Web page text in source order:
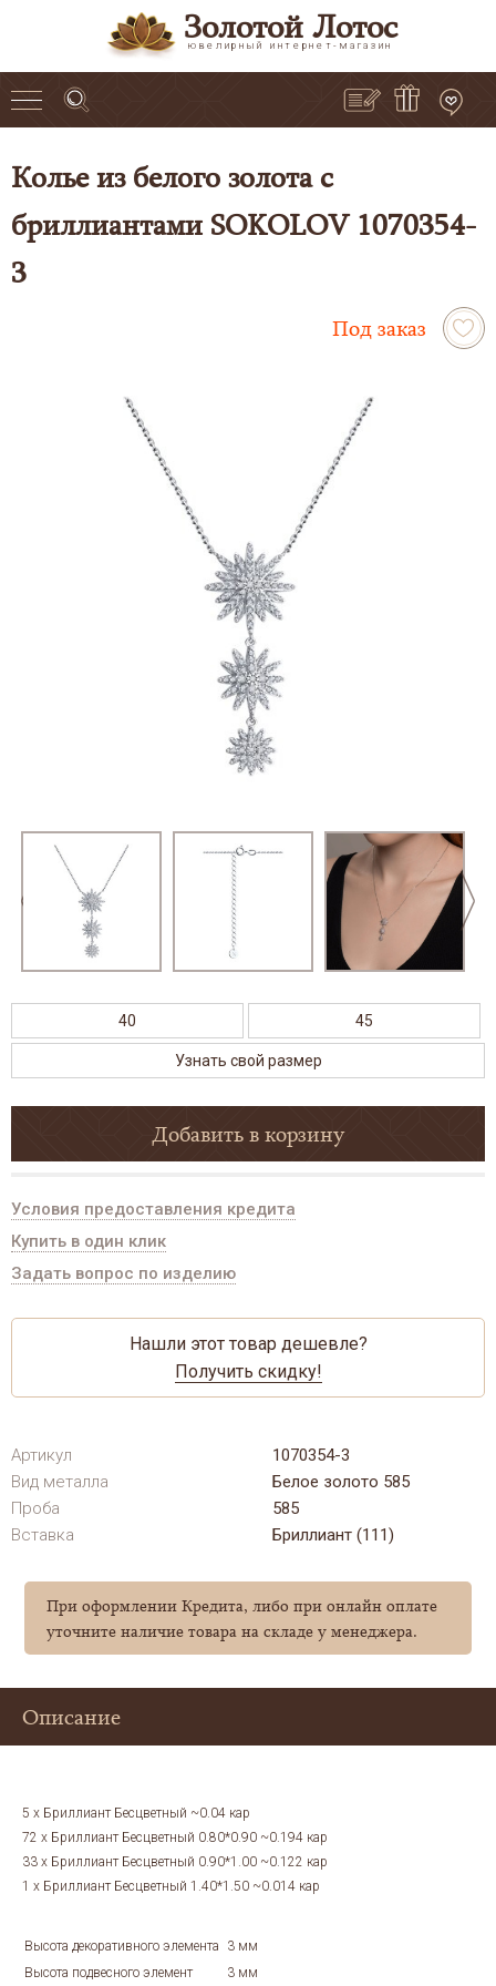
Золотой Лотос
ювелирный интернет-магазин
Колье из белого золота с
бриллиантами SOKOLOV 1070354-
3
Под заказ
40 45
Узнать свой размер
Добавить в корзину
Условия предоставления кредита
Купить в один клик
Задать вопрос по изделию
Нашли этот товар дешевле?
Получить скидку!
Артикул
1070354-3
Вид металла
Белое золото 585
Проба
585
Вставка
Бриллиант (111)
При оформлении Кредита, либо при онлайн оплате
уточните наличие товара на складе у менеджера.
Описание
5 x Бриллиант Бесцветный ~0.04 кар
72 x Бриллиант Бесцветный 0.80*0.90 ~0.194 кар
33 x Бриллиант Бесцветный 0.90*1.00 ~0.122 кар
1 x Бриллиант Бесцветный 1.40*1.50 ~0.014 кар
Высота декоративного элемента
3 мм
Высота подвесного элемент
3 мм